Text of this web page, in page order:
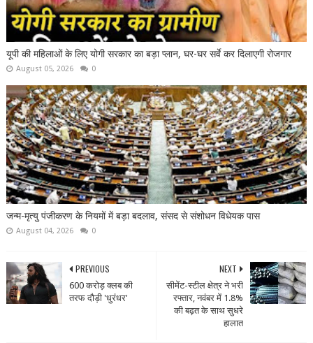
यूपी की महिलाओं के लिए योगी सरकार का बड़ा प्लान, घर-घर सर्वे कर दिलाएगी रोजगार
August 05, 2026 0
जन्म-मृत्यु पंजीकरण के नियमों में बड़ा बदलाव, संसद से संशोधन विधेयक पास
August 04, 2026 0
NEXT
सीमेंट-स्टील क्षेत्र ने भरी
रफ्तार, नवंबर में 1.8%
की बढ़त के साथ सुधरे
हालात
PREVIOUS
600 करोड़ क्लब की
तरफ दौड़ी 'धुरंधर'